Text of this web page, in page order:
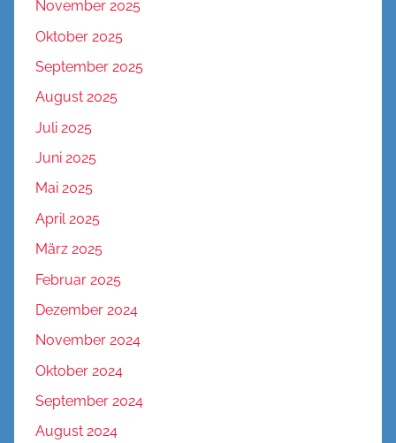
November 2025
Oktober 2025
September 2025
August 2025
Juli 2025
Juni 2025
Mai 2025
April 2025
März 2025
Februar 2025
Dezember 2024
November 2024
Oktober 2024
September 2024
August 2024